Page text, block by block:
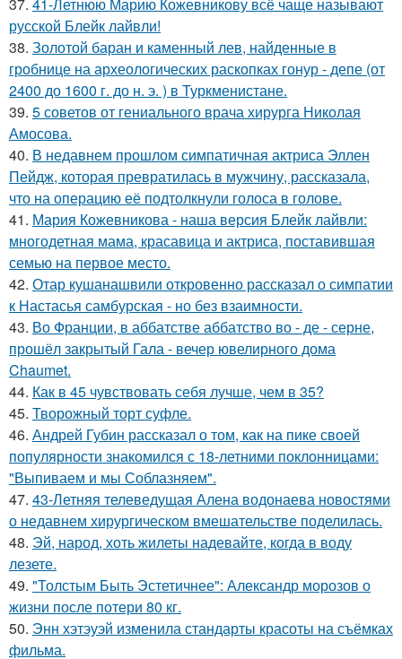
русской Блейк лайвли!
38. Золотой баран и каменный лев, найденные в
гробнице на археологических раскопках гонур - депе (от
2400 до 1600 г. до н. э. ) в Туркменистане.
39. 5 советов от гениального врача хирурга Николая
Амосова.
40. В недавнем прошлом симпатичная актриса Эллен
Пейдж, которая превратилась в мужчину, рассказала,
что на операцию её подтолкнули голоса в голове.
41. Мария Кожевникова - наша версия Блейк лайвли:
многодетная мама, красавица и актриса, поставившая
семью на первое место.
42. Отар кушанашвили откровенно рассказал о симпатии
к Настасья самбурская - но без взаимности.
43. Во Франции, в аббатстве аббатство во - де - серне,
прошёл закрытый Гала - вечер ювелирного дома
Chaumet.
44. Как в 45 чувствовать себя лучше, чем в 35?
45. Творожный торт суфле.
46. Андрей Губин рассказал о том, как на пике своей
популярности знакомился с 18-летними поклонницами:
"Выпиваем и мы Соблазняем".
47. 43-Летняя телеведущая Алена водонаева новостями
о недавнем хирургическом вмешательстве поделилась.
48. Эй, народ, хоть жилеты надевайте, когда в воду
лезете.
49. "Толстым Быть Эстетичнее": Александр морозов о
жизни после потери 80 кг.
50. Энн хэтэуэй изменила стандарты красоты на съёмках
фильма.